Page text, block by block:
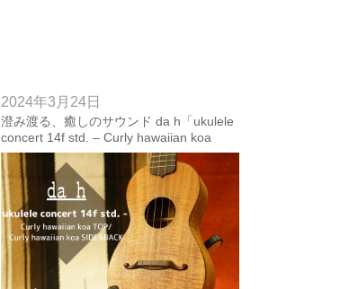
2024年3月24日
澄み渡る、癒しのサウンド da h「ukulele
concert 14f std. – Curly hawaiian koa
TOP」レビュー